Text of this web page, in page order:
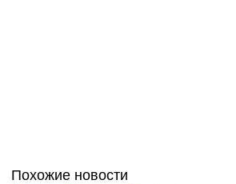
Похожие новости